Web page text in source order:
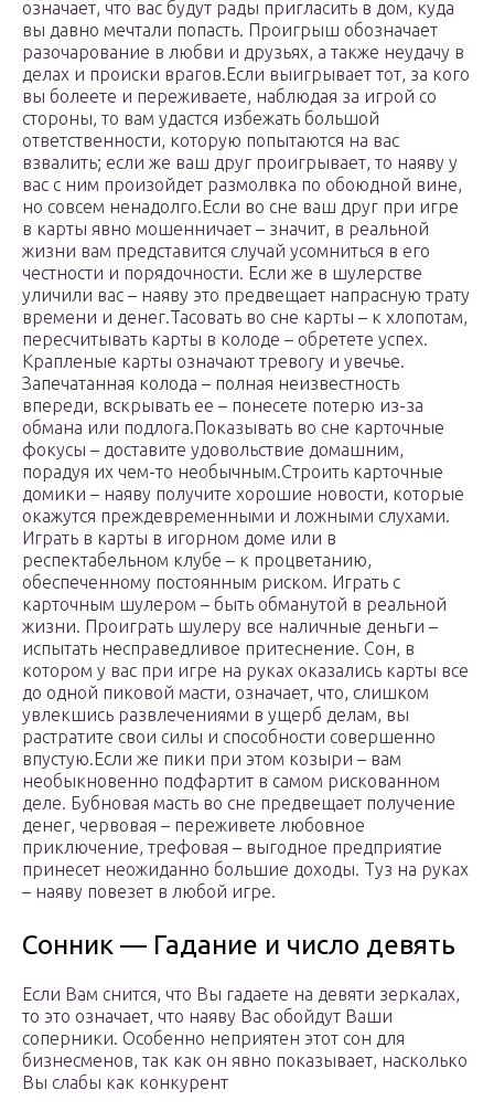
означает, что вас будут рады пригласить в дом, куда
вы давно мечтали попасть. Проигрыш обозначает
разочарование в любви и друзьях, а также неудачу в
делах и происки врагов.Если выигрывает тот, за кого
вы болеете и переживаете, наблюдая за игрой со
стороны, то вам удастся избежать большой
ответственности, которую попытаются на вас
взвалить; если же ваш друг проигрывает, то наяву у
вас с ним произойдет размолвка по обоюдной вине,
но совсем ненадолго.Если во сне ваш друг при игре
в карты явно мошенничает – значит, в реальной
жизни вам представится случай усомниться в его
честности и порядочности. Если же в шулерстве
уличили вас – наяву это предвещает напрасную трату
времени и денег.Тасовать во сне карты – к хлопотам,
пересчитывать карты в колоде – обретете успех.
Крапленые карты означают тревогу и увечье.
Запечатанная колода – полная неизвестность
впереди, вскрывать ее – понесете потерю из-за
обмана или подлога.Показывать во сне карточные
фокусы – доставите удовольствие домашним,
порадуя их чем-то необычным.Строить карточные
домики – наяву получите хорошие новости, которые
окажутся преждевременными и ложными слухами.
Играть в карты в игорном доме или в
респектабельном клубе – к процветанию,
обеспеченному постоянным риском. Играть с
карточным шулером – быть обманутой в реальной
жизни. Проиграть шулеру все наличные деньги –
испытать несправедливое притеснение. Сон, в
котором у вас при игре на руках оказались карты все
до одной пиковой масти, означает, что, слишком
увлекшись развлечениями в ущерб делам, вы
растратите свои силы и способности совершенно
впустую.Если же пики при этом козыри – вам
необыкновенно подфартит в самом рискованном
деле. Бубновая масть во сне предвещает получение
денег, червовая – переживете любовное
приключение, трефовая – выгодное предприятие
принесет неожиданно большие доходы. Туз на руках
– наяву повезет в любой игре.
Сонник — Гадание и число девять
Если Вам снится, что Вы гадаете на девяти зеркалах,
то это означает, что наяву Вас обойдут Ваши
соперники. Особенно неприятен этот сон для
бизнесменов, так как он явно показывает, насколько
Вы слабы как конкурент